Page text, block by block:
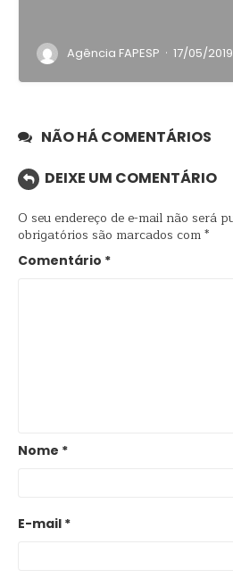
Agência FAPESP · 17/05/2019
NÃO HÁ COMENTÁRIOS
DEIXE UM COMENTÁRIO
O seu endereço de e-mail não será
obrigatórios são marcados com*
Comentário *
Nome *
E-mail *